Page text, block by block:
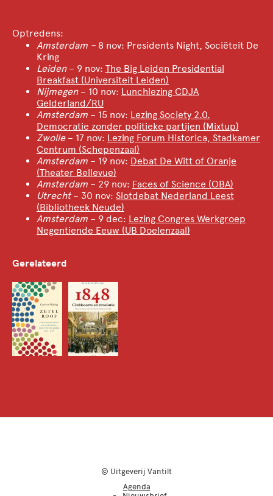
Optredens:
Amsterdam –8 nov: Presidents Night, Sociëteit De
Kring
Leiden – 9 nov: The Big Leiden Presidential
Breakfast (Universiteit Leiden)
Nijmegen– 10 nov: Lunchlezing CDJA
Gelderland/RU
Amsterdam – 15 nov: Lezing Society 2.0.
Democratie zonder politieke partijen (Mixtup)
Zwolle – 17 nov: Lezing Forum Historica, Stadkamer
Centrum (Schepenzaal)
Amsterdam – 19 nov: Debat De Witt of Oranje
(Theater Bellevue)
Amsterdam – 29 nov: Faces of Science (OBA)
Utrecht– 30 nov: Slotdebat Nederland Leest
(Bibliotheek Neude)
Amsterdam – 9 dec: Lezing Congres Werkgroep
Negentiende Eeuw (UB Doelenzaal)
Gerelateerd
© Uitgeverij Vantilt
Agenda